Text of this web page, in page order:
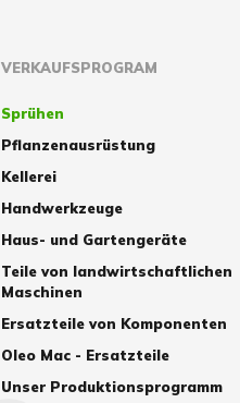
VERKAUFSPROGRAM
Sprühen
Pflanzenausrüstung
Kellerei
Handwerkzeuge
Haus- und Gartengeräte
Teile von landwirtschaftlichen
Maschinen
Ersatzteile von Komponenten
Oleo Mac - Ersatzteile
Unser Produktionsprogramm